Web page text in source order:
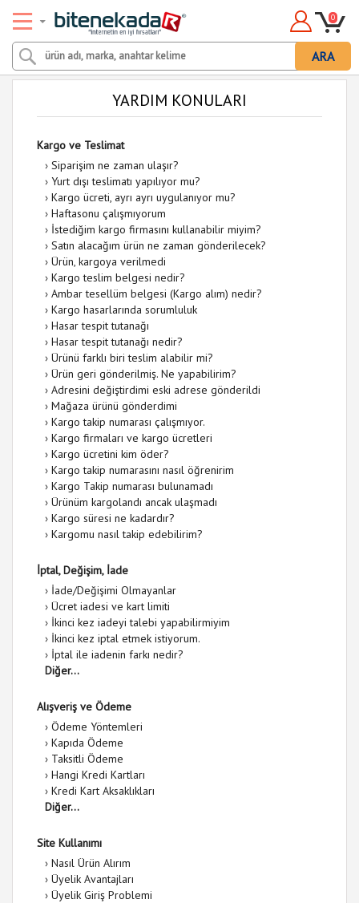
ARA
0
YARDIM KONULARI
Kargo ve Teslimat
› Siparişim ne zaman ulaşır?
› Yurt dışı teslimatı yapılıyor mu?
› Kargo ücreti, ayrı ayrı uygulanıyor mu?
› Haftasonu çalışmıyorum
› İstediğim kargo firmasını kullanabilir miyim?
› Satın alacağım ürün ne zaman gönderilecek?
› Ürün, kargoya verilmedi
› Kargo teslim belgesi nedir?
› Ambar tesellüm belgesi (Kargo alım) nedir?
› Kargo hasarlarında sorumluluk
› Hasar tespit tutanağı
› Hasar tespit tutanağı nedir?
› Ürünü farklı biri teslim alabilir mi?
› Ürün geri gönderilmiş. Ne yapabilirim?
› Adresini değiştirdimi eski adrese gönderildi
› Mağaza ürünü gönderdimi
› Kargo takip numarası çalışmıyor.
› Kargo firmaları ve kargo ücretleri
› Kargo ücretini kim öder?
› Kargo takip numarasını nasıl öğrenirim
› Kargo Takip numarası bulunamadı
› Ürünüm kargolandı ancak ulaşmadı
› Kargo süresi ne kadardır?
› Kargomu nasıl takip edebilirim?
İptal, Değişim, İade
› İade/Değişimi Olmayanlar
› Ücret iadesi ve kart limiti
› İkinci kez iadeyi talebi yapabilirmiyim
› İkinci kez iptal etmek istiyorum.
› İptal ile iadenin farkı nedir?
Diğer...
Alışveriş ve Ödeme
› Ödeme Yöntemleri
› Kapıda Ödeme
› Taksitli Ödeme
› Hangi Kredi Kartları
› Kredi Kart Aksaklıkları
Diğer...
Site Kullanımı
› Nasıl Ürün Alırım
› Üyelik Avantajları
› Üyelik Giriş Problemi